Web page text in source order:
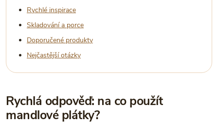
Rychlé inspirace
Skladování a porce
Doporučené produkty
Nejčastější otázky
Rychlá odpověď: na co použít
mandlové plátky?